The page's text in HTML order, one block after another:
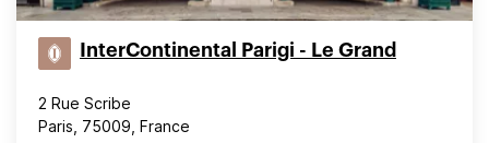
InterContinental Parigi - Le Grand
2 Rue Scribe
Paris, 75009, France